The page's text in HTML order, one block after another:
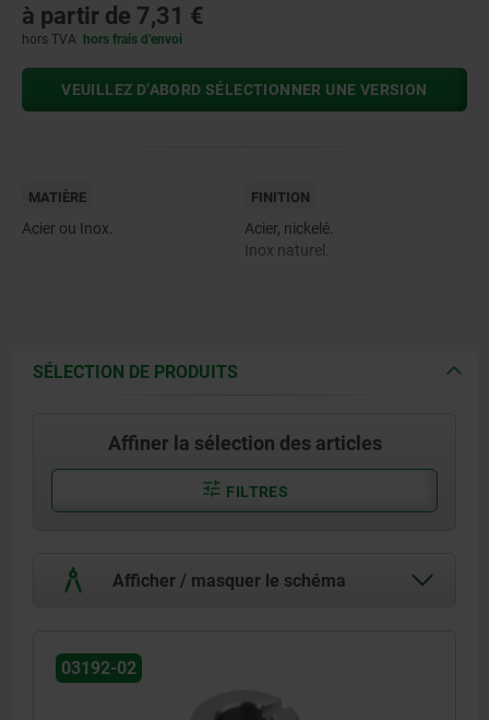
à partir de 7,31 €
hors TVA hors frais d’envoi
VEUILLEZ D’ABORD SÉLECTIONNER UNE VERSION
MATIÈRE
Acier ou Inox.
FINITION
Acier, nickelé.
Inox naturel.
SÉLECTION DE PRODUITS
Affiner la sélection des articles
FILTRES
Afficher / masquer le schéma
03192-02